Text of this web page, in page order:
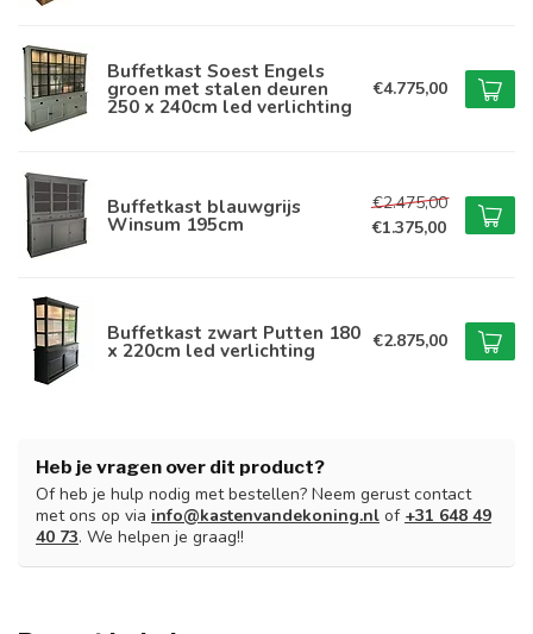
Buffetkast Soest Engels
groen met stalen deuren
250 x 240cm led verlichting
€4.775,00
Buffetkast blauwgrijs
Winsum 195cm
€2.475,00
€1.375,00
Buffetkast zwart Putten 180
x 220cm led verlichting €2.875,00
Heb je vragen over dit product?
Of heb je hulp nodig met bestellen? Neem gerust contact
met ons op via info@kastenvandekoning.nl of +31 648 49
40 73. We helpen je graag!!